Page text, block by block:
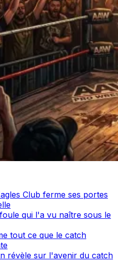
Club ferme ses portes
qui l'a vu naître sous le
tout ce que le catch
révèle sur l'avenir du catch